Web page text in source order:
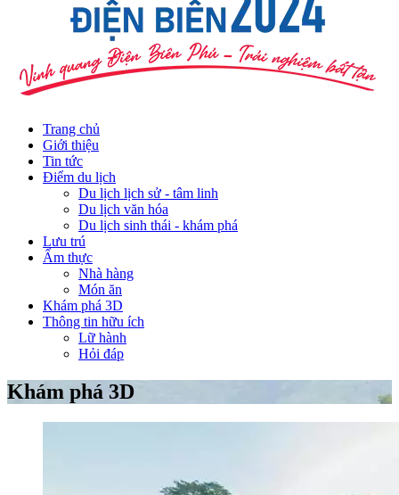
Trang chủ
Giới thiệu
Tin tức
Điểm du lịch
Du lịch lịch sử - tâm linh
Du lịch văn hóa
Du lịch sinh thái - khám phá
Lưu trú
Ẩm thực
Nhà hàng
Món ăn
Khám phá 3D
Thông tin hữu ích
Lữ hành
Hỏi đáp
Khám phá 3D